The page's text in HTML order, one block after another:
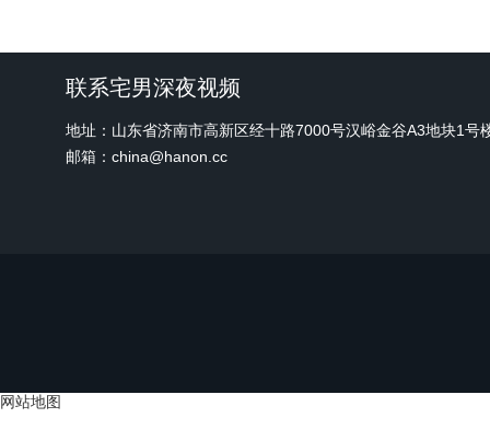
联系宅男深夜视频
地址：山东省济南市高新区经十路7000号汉峪金谷A3地块1号
邮箱：china@hanon.cc
网站地图